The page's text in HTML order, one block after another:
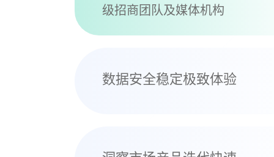
级招商团队及媒体机构
数据安全稳定极致体验